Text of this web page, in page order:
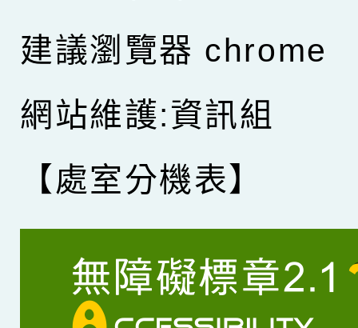
建議瀏覽器 chrome
網站維護:資訊組
【處室分機表】